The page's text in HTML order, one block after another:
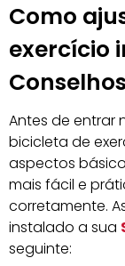
Como
exercício
Antes de entrar
bicicleta de
aspectos
mais fácil e
corretamente.
instalado a sua
seguinte: